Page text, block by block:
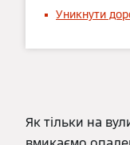
Уникнути
Як тільки на